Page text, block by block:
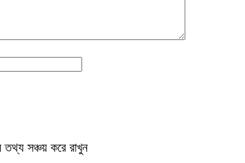
সঞ্চয় করে রাখুন